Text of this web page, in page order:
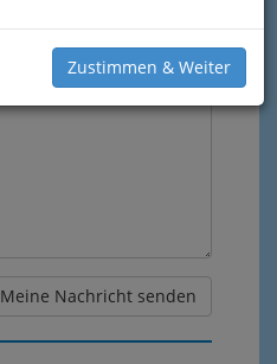
Zustimmen & Weiter
Meine Nachricht senden